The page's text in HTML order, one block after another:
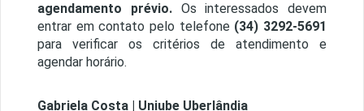
agendamento prévio.Os interessados devem
entrar em contato pelo telefone (34) 3292-5691
para verificar os critérios de atendimento e
agendar horário.
Gabriela Costa | Uniube Uberlândia